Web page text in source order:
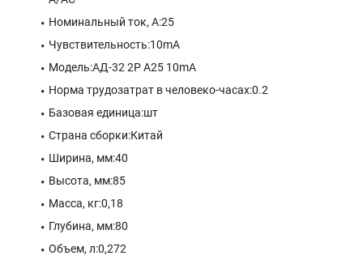
Номинальный ток, А:25
Чувствительность:10mA
Модель:АД-32 2P А25 10mA
Норма трудозатрат в человеко-часах:0.2
Базовая единица:шт
Страна сборки:Китай
Ширина, мм:40
Высота, мм:85
Масса, кг:0,18
Глубина, мм:80
Объем, л:0,272